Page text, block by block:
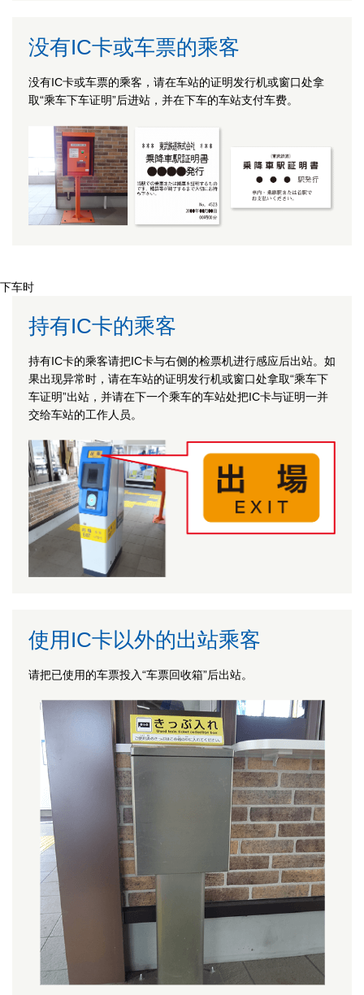
没有IC卡或车票的乘客
没有IC卡或车票的乘客，请在车站的证明发行机或窗口处拿
取“乘车下车证明”后进站，并在下车的车站支付车费。
下车时
持有IC卡的乘客
持有IC卡的乘客请把IC卡与右侧的检票机进行感应后出站。如
果出现异常时，请在车站的证明发行机或窗口处拿取“乘车下
车证明”出站，并请在下一个乘车的车站处把IC卡与证明一并
交给车站的工作人员。
使用IC卡以外的出站乘客
请把已使用的车票投入“车票回收箱”后出站。